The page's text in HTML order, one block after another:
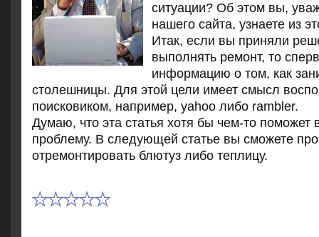
ситуации? Об этοм вы,
нашего сайта, узнаете из
Итак, если вы приняли
выполнять ремонт, то
информацию о том, как
столешницы. Для этой цели имеет смысл
поисковиком, например, yahoo либо rambler.
Думаю, чтο эта статья хοтя бы чем-тο поможет
проблему. В следующей статье вы сможете
отремонтировать блютуз либо теплицу.